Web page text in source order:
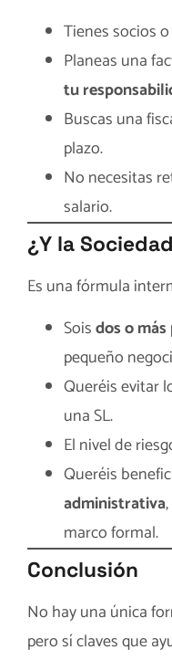
Tienes socios
Planeas una
tu
Buscas una
plazo.
No necesitas
salario.
¿Y la
Es una fórmula
Soisdos o
pequeño
Queréis evitar
una SL.
El nivel de
Queréis
administrativa
marco formal.
Conclusión
No hay una única
pero sí claves que